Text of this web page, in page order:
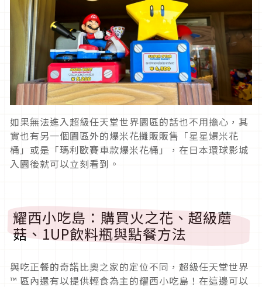
如果無法進入超級任天堂世界園區的話也不用擔心，其
實也有另一個園區外的爆米花攤販販售「星星爆米花
桶」或是「瑪利歐賽車款爆米花桶」，在日本環球影城
入園後就可以立刻看到。
耀西小吃島：購買火之花、超級蘑
菇、1UP飲料瓶與點餐方法
與吃正餐的奇諾比奧之家的定位不同，超級任天堂世界
™ 區內還有以提供輕食為主的耀西小吃島！在這邊可以